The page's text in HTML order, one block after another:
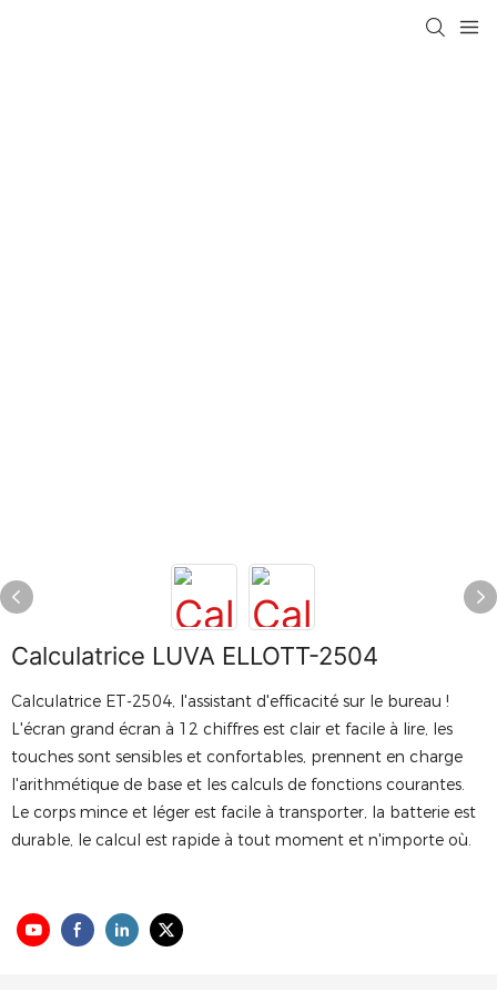
Calculatrice LUVA ELLOTT-2504
Calculatrice ET-2504, l'assistant d'efficacité sur le bureau !
L'écran grand écran à 12 chiffres est clair et facile à lire, les
touches sont sensibles et confortables, prennent en charge
l'arithmétique de base et les calculs de fonctions courantes.
Le corps mince et léger est facile à transporter, la batterie est
durable, le calcul est rapide à tout moment et n'importe où.